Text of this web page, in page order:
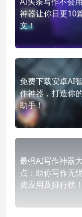
神器让你日更10
文！
免费下载安卓AI
作神器，打造你
助手！
最强AI写作神器
点：助你写作无
费应用及排行榜！